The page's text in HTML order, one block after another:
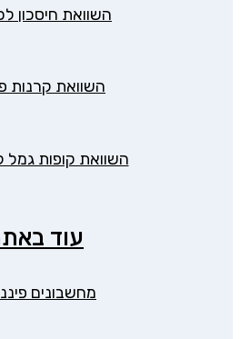
השוואת חיסכון
השוואת קרנות
השוואת קופות
עוד
מחשבונים